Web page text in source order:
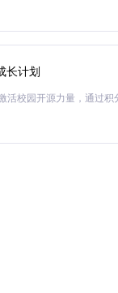
int position) {
长计划